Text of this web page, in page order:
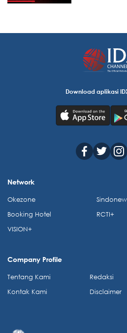
Download aplikasi
Network
Okezone
Booking Hotel
VISION+
RCTI+
Company Profile
Tentang Kami
Kontak Kami
Redaksi
Disclaimer